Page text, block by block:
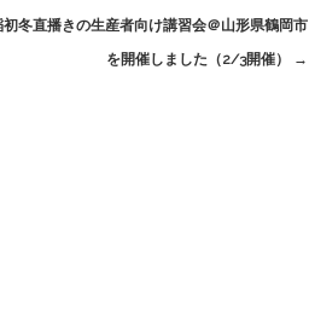
初冬直播きの生産者向け講習会＠山形県鶴岡市
を開催しました（2/3開催）
→